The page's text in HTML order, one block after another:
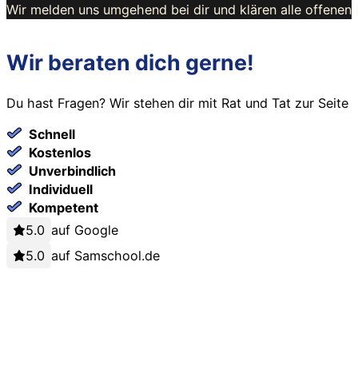
Wir melden uns umgehend bei dir und klären alle offenen
Wir beraten dich gerne!
Du hast Fragen? Wir stehen dir mit Rat und Tat zur Seite
Schnell
Kostenlos
Unverbindlich
Individuell
Kompetent
auf Google
auf Samschool.de